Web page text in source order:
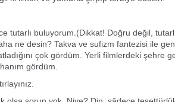
tutarlı buluyorum.(Dikkat! Doğru değil,
ne desin? Takva ve sufizm fantezisi ile
çok gördüm. Yerli filmlerdeki şehre
gördüm.